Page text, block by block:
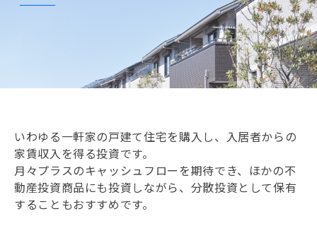
いわゆる一軒家の戸建て住宅を購入し、入居者からの
家賃収入を得る投資です。
月々プラスのキャッシュフローを期待でき、ほかの不
動産投資商品にも投資しながら、分散投資として保有
することもおすすめです。